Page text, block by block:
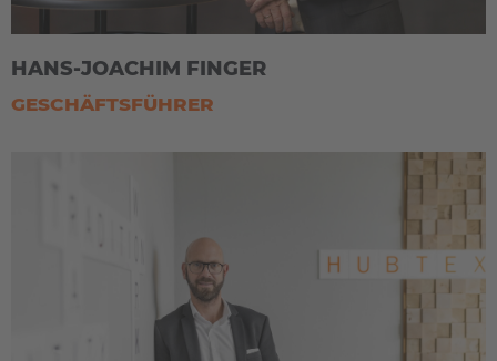
HANS-JOACHIM FINGER
GESCHÄFTSFÜHRER